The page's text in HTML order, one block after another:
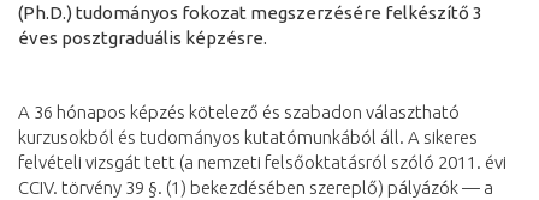
(Ph.D.) tudományos fokozat megszerzésére felkészítő 3
éves posztgraduális képzésre.
A 36 hónapos képzés kötelező és szabadon választható
kurzusokból és tudományos kutatómunkából áll. A sikeres
felvételi vizsgát tett (a nemzeti felsőoktatásról szóló 2011. évi
CCIV. törvény 39 §. (1) bekezdésében szereplő) pályázók — a